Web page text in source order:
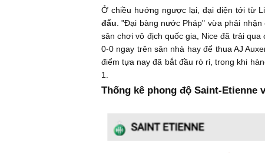
Ở chiều hướng ngược lại, đại diện tới từ
đấu. "Đại bàng nước Pháp" vừa phải
sân chơi vô địch quốc gia, Nice đã trải
0-0 ngay trên sân nhà hay để thua AJ
điểm tựa nay đã bắt đầu rò rỉ, trong khi
1.
Thống kê phong độ Saint-Etienne